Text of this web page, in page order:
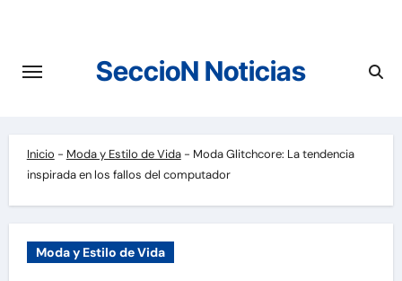
contenido
SeccioN Noticias
Inicio - Moda y Estilo de Vida- Moda Glitchcore: La tendencia
inspirada en los fallos del computador
Moda y Estilo de Vida